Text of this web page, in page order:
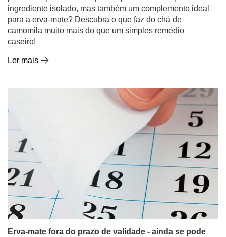
ingrediente isolado, mas também um complemento ideal
para a erva-mate? Descubra o que faz do chá de
camomila muito mais do que um simples remédio
caseiro!
Ler mais
Erva-mate fora do prazo de validade - ainda se pode